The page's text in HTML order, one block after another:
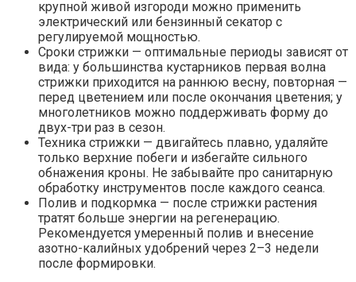
крупной живой изгороди можно применить
электрический или бензинный секатор с
регулируемой мощностью.
Сроки стрижки — оптимальные периоды зависят от
вида: у большинства кустарников первая волна
стрижки приходится на раннюю весну, повторная —
перед цветением или после окончания цветения; у
многолетников можно поддерживать форму до
двух-три раз в сезон.
Техника стрижки — двигайтесь плавно, удаляйте
только верхние побеги и избегайте сильного
обнажения кроны. Не забывайте про санитарную
обработку инструментов после каждого сеанса.
Полив и подкормка — после стрижки растения
тратят больше энергии на регенерацию.
Рекомендуется умеренный полив и внесение
азотно-калийных удобрений через 2–3 недели
после формировки.